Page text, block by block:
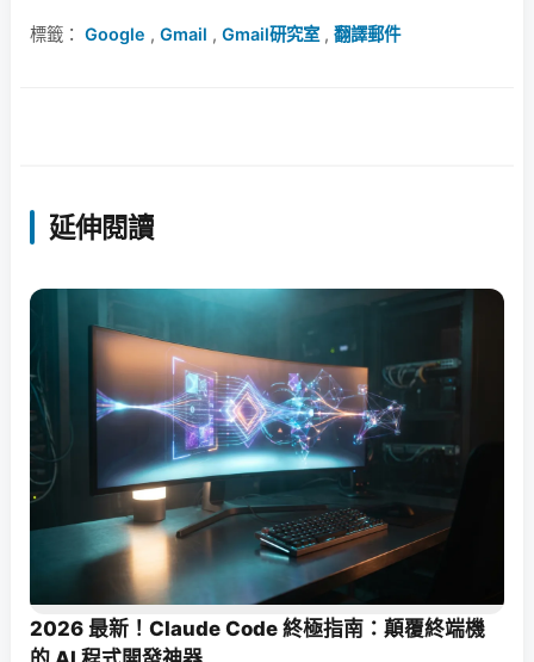
標籤： Google , Gmail , Gmail研究室 , 翻譯郵件
延伸閱讀
2026 最新！Claude Code 終極指南：顛覆終端機